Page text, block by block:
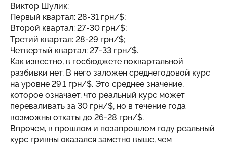
Виктор Шулик:
Первый квартал: 28-31 грн/$;
Второй квартал: 27-30 грн/$;
Третий квартал: 28-29 грн/$;
Четвертый квартал: 27-33 грн/$.
Как известно, в госбюджете поквартальной
разбивки нет. В него заложен среднегодовой курс
на уровне 29,1 грн/$. Это среднее значение,
которое означает, что реальный курс может
переваливать за 30 грн/$, но в течение года
возможны откаты до 26-28 грн/$.
Впрочем, в прошлом и позапрошлом году реальный
курс гривны оказался заметно выше, чем